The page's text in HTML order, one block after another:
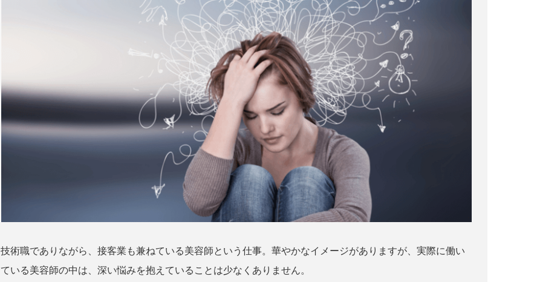
技術職でありながら、接客業も兼ねている美容師という仕事。華やかなイメージがありますが、実際に働い
ている美容師の中は、深い悩みを抱えていることは少なくありません。